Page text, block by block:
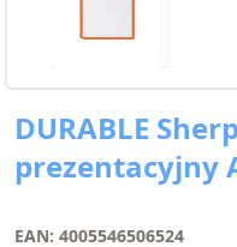
DURABLE
prezentacyjny
EAN: 4005546506524